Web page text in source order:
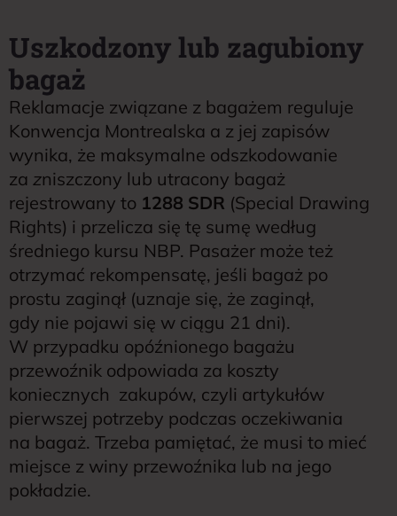
Uszkodzony lub zagubiony
bagaż
Reklamacje związane z bagażem reguluje
Konwencja Montrealska a z jej zapisów
wynika, że maksymalne odszkodowanie
za zniszczony lub utracony bagaż
rejestrowany to 1288 SDR (Special Drawing
Rights) i przelicza się tę sumę według
średniego kursu NBP. Pasażer może też
otrzymać rekompensatę, jeśli bagaż po
prostu zaginął (uznaje się, że zaginął,
gdy nie pojawi się w ciągu 21 dni).
W przypadku opóźnionego bagażu
przewoźnik odpowiada za koszty
koniecznych zakupów, czyli artykułów
pierwszej potrzeby podczas oczekiwania
na bagaż. Trzeba pamiętać, że musi to mieć
miejsce z winy przewoźnika lub na jego
pokładzie.